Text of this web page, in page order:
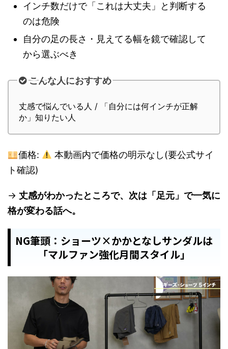
インチ数だけで「これは大丈夫」と判断する
のは危険
自分の足の長さ・見えてる幅を鏡で確認して
から選ぶべき
こんな人におすすめ
丈感で悩んでいる人 / 「自分には何インチが正解
か」知りたい人
価格:
本動画内で価格の明示なし(要公式サイ
ト確認)
→ 丈感がわかったところで、次は「足元」で一気に
格が変わる話へ。
NG筆頭：ショーツ×かかとなしサンダルは
「マルファン強化月間スタイル」